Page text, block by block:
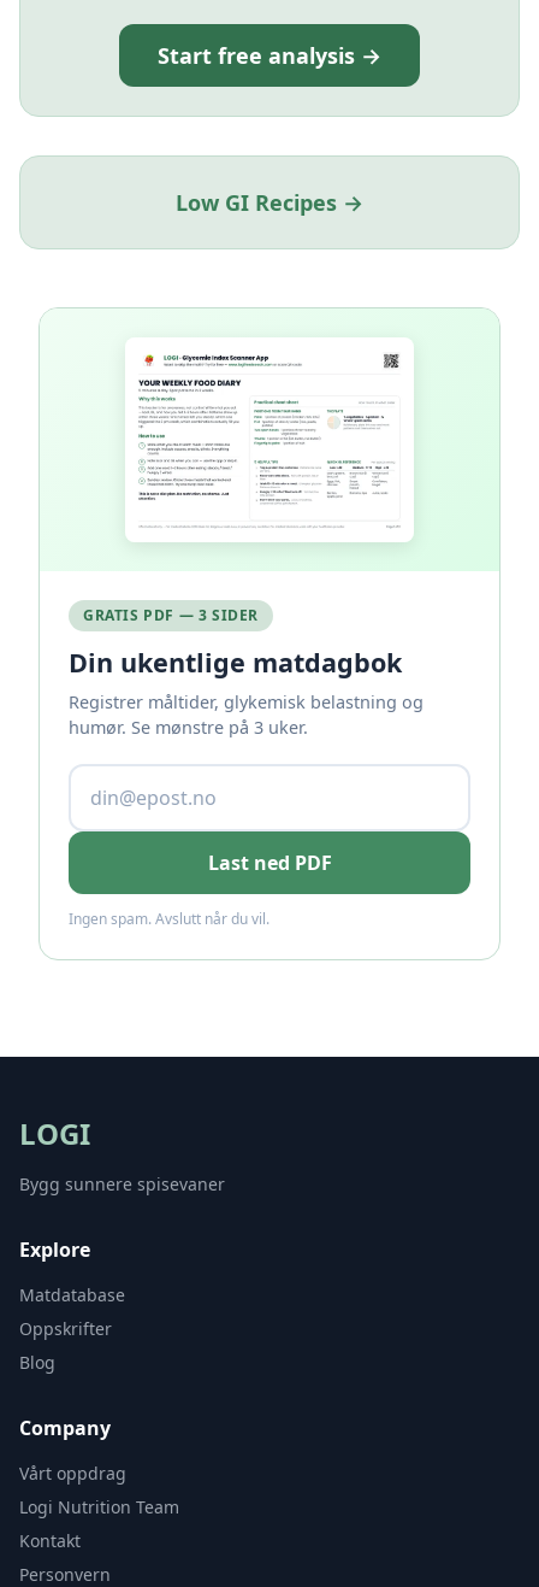
Start free analysis →
Low GI Recipes →
GRATIS PDF — 3 SIDER
Din ukentlige matdagbok
Registrer måltider, glykemisk belastning og
humør. Se mønstre på 3 uker.
Last ned PDF
Ingen spam. Avslutt når du vil.
LOGI
Bygg sunnere spisevaner
Explore
Matdatabase
Oppskrifter
Blog
Company
Vårt oppdrag
Logi Nutrition Team
Kontakt
Personvern